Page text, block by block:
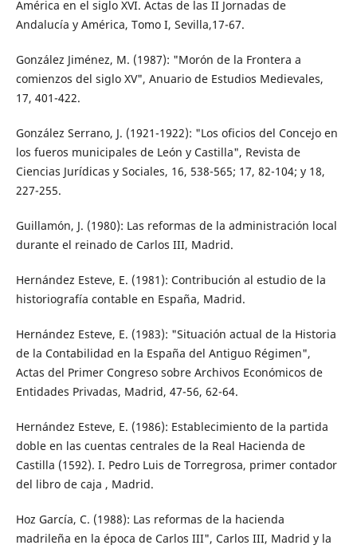
América en el siglo XVI. Actas de las II Jornadas de
Andalucía y América, Tomo I, Sevilla,17-67.
González Jiménez, M. (1987): "Morón de la Frontera a
comienzos del siglo XV", Anuario de Estudios Medievales,
17, 401-422.
González Serrano, J. (1921-1922): "Los oficios del Concejo en
los fueros municipales de León y Castilla", Revista de
Ciencias Jurídicas y Sociales, 16, 538-565; 17, 82-104; y 18,
227-255.
Guillamón, J. (1980): Las reformas de la administración local
durante el reinado de Carlos III, Madrid.
Hernández Esteve, E. (1981): Contribución al estudio de la
historiografía contable en España, Madrid.
Hernández Esteve, E. (1983): "Situación actual de la Historia
de la Contabilidad en la España del Antiguo Régimen",
Actas del Primer Congreso sobre Archivos Económicos de
Entidades Privadas, Madrid, 47-56, 62-64.
Hernández Esteve, E. (1986): Establecimiento de la partida
doble en las cuentas centrales de la Real Hacienda de
Castilla (1592). I. Pedro Luis de Torregrosa, primer contador
del libro de caja , Madrid.
Hoz García, C. (1988): Las reformas de la hacienda
madrileña en la época de Carlos III", Carlos III, Madrid y la